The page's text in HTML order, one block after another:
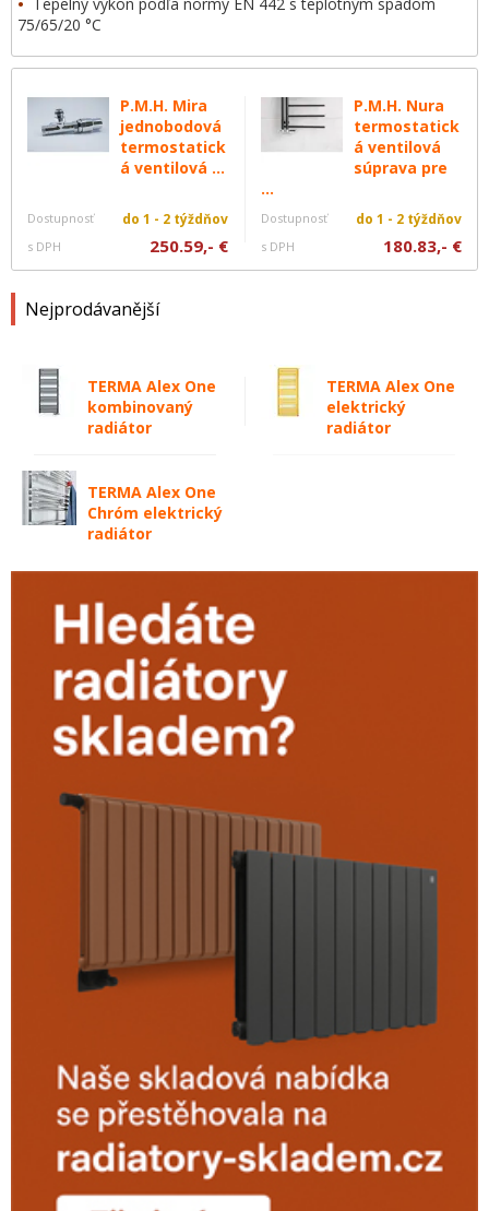
P.M.H. Mira
jednobodová
termostatick
á ventilová ...
Dostupnosť do 1 - 2 týždňov
s DPH 250.59,- €
P.M.H. Nura
termostatick
á ventilová
súprava pre
...
Dostupnosť do 1 - 2 týždňov
s DPH 180.83,- €
Nejprodávanější
TERMA Alex One
kombinovaný
radiátor
TERMA Alex One
elektrický
radiátor
TERMA Alex One
Chróm elektrický
radiátor
•
Tepelný výkon podľa normy EN 442 s teplotným spádom
75/65/20 °C